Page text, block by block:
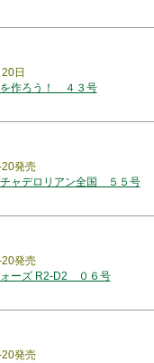
日
作ろう！ ４３号
発売
ャデロリアン全国 ５５号
発売
ーズ R2-D2 ０６号
発売